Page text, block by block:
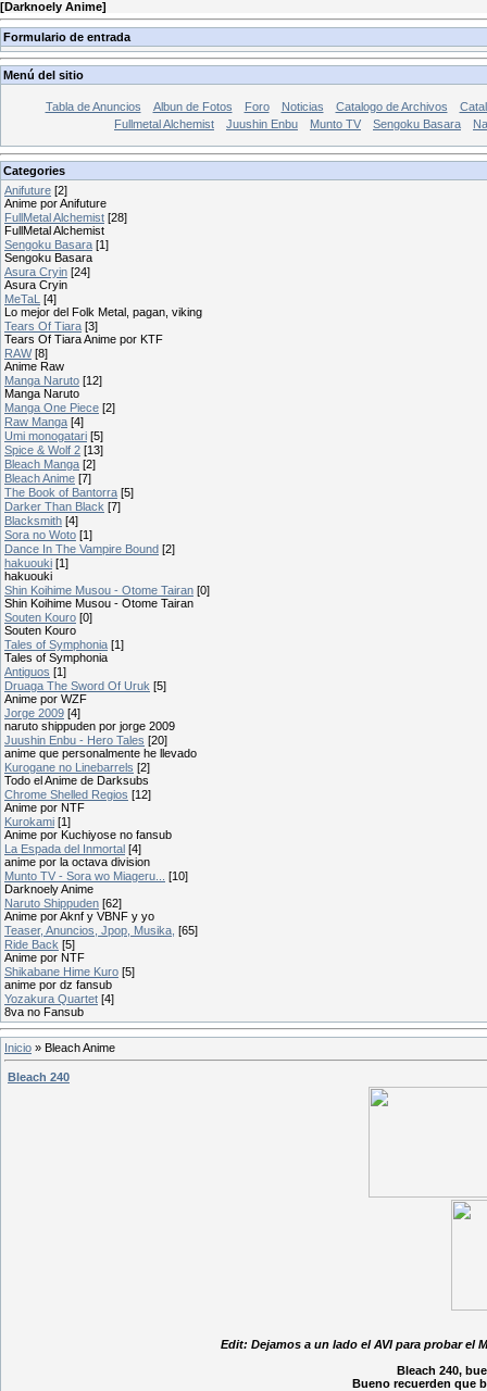
[Darknoely Anime]
Formulario de entrada
Menú del sitio
Tabla de Anuncios Albun de Fotos Foro Noticias Catalogo de Archivos
Fullmetal Alchemist
Juushin Enbu Munto TV Sengoku Basara
Categories
Anifuture [2]
Anime por Anifuture
FullMetal Alchemist [28]
FullMetal Alchemist
Sengoku Basara [1]
Sengoku Basara
Asura Cryin [24]
Asura Cryin
MeTaL [4]
Lo mejor del Folk Metal, pagan, viking
Tears Of Tiara [3]
Tears Of Tiara Anime por KTF
RAW [8]
Anime Raw
Manga Naruto [12]
Manga Naruto
Manga One Piece [2]
Raw Manga [4]
Umi monogatari [5]
Spice & Wolf 2 [13]
Bleach Manga [2]
Bleach Anime [7]
The Book of Bantorra [5]
Darker Than Black [7]
Blacksmith [4]
Sora no Woto [1]
Dance In The Vampire Bound [2]
hakuouki [1]
hakuouki
Shin Koihime Musou - Otome Tairan [0]
Shin Koihime Musou - Otome Tairan
Souten Kouro [0]
Souten Kouro
Tales of Symphonia [1]
Tales of Symphonia
Antiguos [1]
Druaga The Sword Of Uruk [5]
Anime por WZF
Jorge 2009 [4]
naruto shippuden por jorge 2009
Juushin Enbu - Hero Tales [20]
anime que personalmente he llevado
Kurogane no Linebarrels [2]
Todo el Anime de Darksubs
Chrome Shelled Regios [12]
Anime por NTF
Kurokami [1]
Anime por Kuchiyose no fansub
La Espada del Inmortal [4]
anime por la octava division
Munto TV - Sora wo Miageru...
[10]
Darknoely Anime
Naruto Shippuden [62]
Anime por Aknf y VBNF y yo
Teaser, Anuncios, Jpop, Musika, [65]
Ride Back [5]
Anime por NTF
Shikabane Hime Kuro [5]
anime por dz fansub
Yozakura Quartet [4]
8va no Fansub
Inicio » Bleach Anime
Bleach 240
Edit: Dejamos a un lado el AVI para probar el
Bleach 240,
Bueno recuerden que